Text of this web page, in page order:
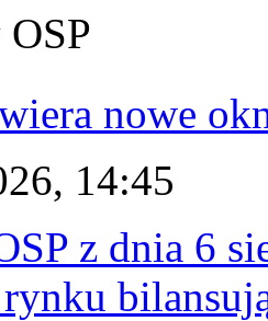
nowe
14:45
z dnia 6